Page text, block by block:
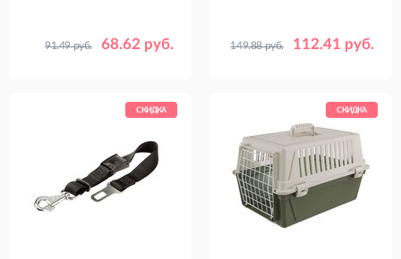
68.62 руб.
91.49 руб. 112.41 руб.
149.88 руб.
СКИДКА СКИДКА